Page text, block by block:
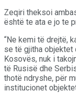
Zeqiri theksoi
është te ata e jo te
“Ne kemi të drejtë,
se të gjitha objektet
Kosovës, nuk i
të Rusisë dhe
thotë ndryshe, për
institucionet